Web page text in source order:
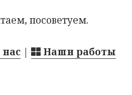
посоветуем.
| Наши работы